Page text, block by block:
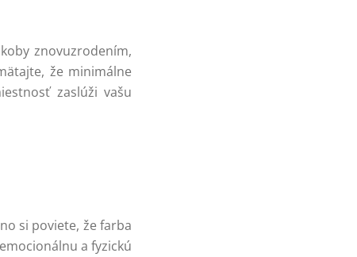
znovuzrodením,
že minimálne
zaslúži vašu
si poviete, že farba
a fyzickú